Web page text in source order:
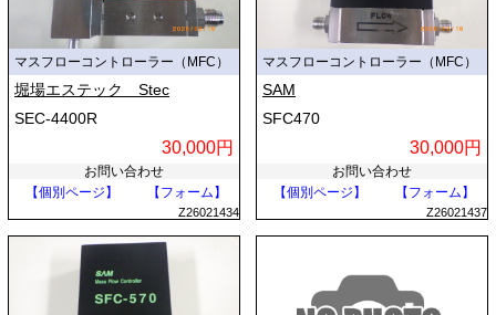
マスフローコントローラー（MFC）
堀場エステック Stec
SEC-4400R
30,000円
お問い合わせ
【個別ページ】
【フォーム】
Z26021434
マスフローコントローラー（MFC）
SAM
SFC470
30,000円
お問い合わせ
【個別ページ】
【フォーム】
Z26021437